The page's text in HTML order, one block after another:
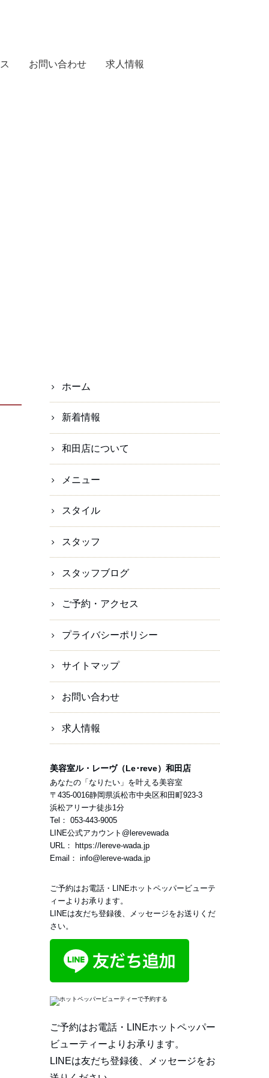
お問い合わせ 求人情報
ホーム
新着情報
和田店について
メニュー
スタイル
スタッフ
スタッフブログ
ご予約・アクセス
プライバシーポリシー
サイトマップ
お問い合わせ
求人情報
美容室ル・レーヴ（Le･reve）和田店
あなたの「なりたい」を叶える美容室
〒 435-0016静岡県浜松市中央区和田町923-3
浜松アリーナ徒歩1分
Tel： 053-443-9005
LINE公式アカウント @lerevewada
URL：
https://lereve-wada.jp
Email： info@lereve-wada.jp
ご予約はお電話・LINEホットペッパービューテ
ィーよりお承ります。
LINEは友だち登録後、メッセージをお送りくだ
さい。
ご予約はお電話・LINEホットペッパー
ビューティーよりお承ります。
LINEは友だち登録後、メッセージをお